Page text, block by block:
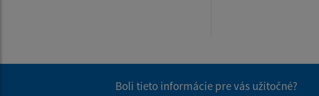
Boli tieto informácie pre vás užitočné?